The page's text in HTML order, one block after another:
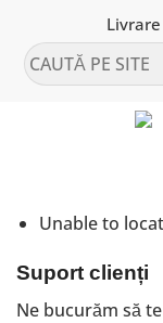
content
Caută
după:
Unable to
Suport clienți
Ne bucurăm să